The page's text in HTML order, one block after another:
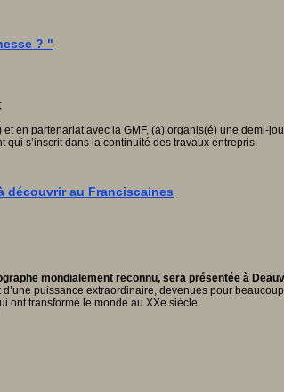
? "
en partenariat avec la GMF, (a) organis(é) une demi-
s’inscrit dans la continuité des travaux entrepris.
découvrir au Franciscaines
mondialement reconnu, sera présentée à
puissance extraordinaire, devenues pour
ont transformé le monde au XXe siècle.